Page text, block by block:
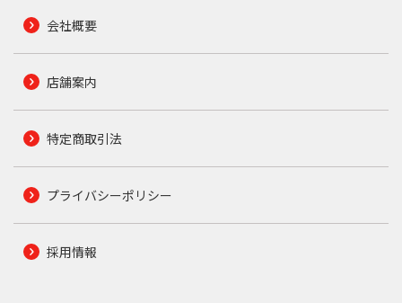
会社概要
店舗案内
特定商取引法
プライバシーポリシー
採用情報